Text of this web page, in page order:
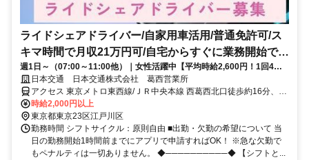
ライドシェアドライバー/自家用車活用/普通免許可/ス
キマ時間で月収21万円可/自宅からすぐに業務開始でき
る
週1日～（07:00～11:00他）｜女性活躍中【平均時給2,600円！1回4時
間・愛車で直行直帰】ライドシェアのドライバー◎週1回・4時間でOK
なのでスキマ時間に！当日の急なシフト変更も調整OK！
日本交通 日本交通株式会社 葛西営業所
アクセス 東京メトロ東西線/ＪＲ中央本線 西葛西北口徒歩約16分、都
営新宿線 船堀南口徒歩約18分
時給2,000円以上
東京都東京23区江戸川区
勤務時間 シフトサイクル：原則自由 ■出勤・欠勤の希望について 当
日の勤務開始1時間前までにアプリで申請すればOK！ ※急な欠勤で
もペナルティは一切ありません。 ◆──────────◆ 【シフトと...